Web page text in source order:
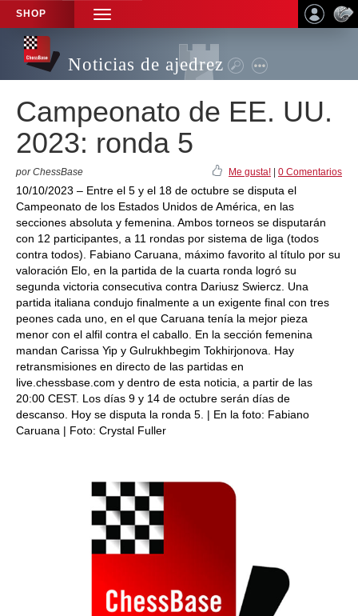
SHOP
TOGGLE
NAVIGATION
Noticias de ajedrez
Campeonato de EE. UU.
2023: ronda 5
por ChessBase Me gusta! 0 Comentarios
10/10/2023 – Entre el 5 y el 18 de octubre se disputa el
Campeonato de los Estados Unidos de América, en las
secciones absoluta y femenina. Ambos torneos se disputarán
con 12 participantes, a 11 rondas por sistema de liga (todos
contra todos). Fabiano Caruana, máximo favorito al título por su
valoración Elo, en la partida de la cuarta ronda logró su
segunda victoria consecutiva contra Dariusz Swiercz. Una
partida italiana condujo finalmente a un exigente final con tres
peones cada uno, en el que Caruana tenía la mejor pieza
menor con el alfil contra el caballo. En la sección femenina
mandan Carissa Yip y Gulrukhbegim Tokhirjonova. Hay
retransmisiones en directo de las partidas en
live.chessbase.com y dentro de esta noticia, a partir de las
20:00 CEST. Los días 9 y 14 de octubre serán días de
descanso. Hoy se disputa la ronda 5. | En la foto: Fabiano
Caruana | Foto: Crystal Fuller